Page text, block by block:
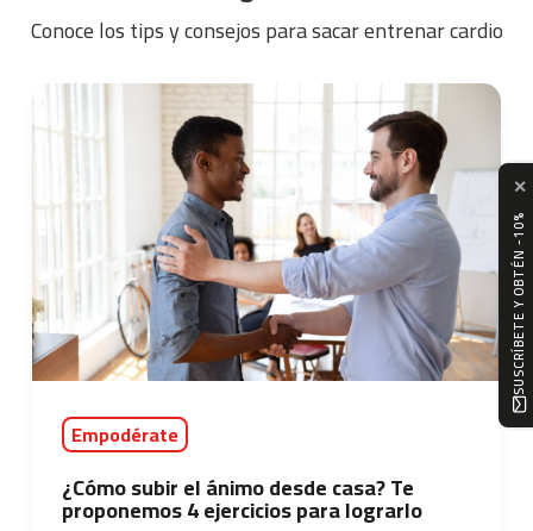
6
0
m
-
5
6
m
-
6
Conoce los tips y consejos para sacar entrenar cardio
Empodérate
¿Cómo subir el ánimo desde casa? Te
proponemos 4 ejercicios para lograrlo
✕
SUSCRÍBETE Y OBTÉN -10%